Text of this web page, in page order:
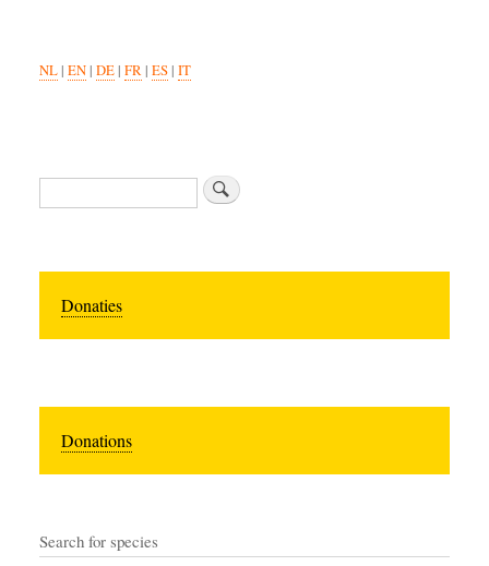
NL| EN| DE| FR| ES| IT
Zoeken
Donaties
Donations
Search for species